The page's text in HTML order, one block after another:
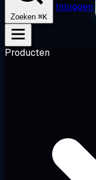
Zoeken ⌘K
Inloggen
Producten